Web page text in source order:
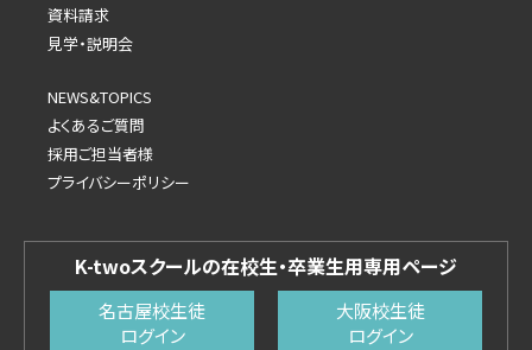
資料請求
見学・説明会
NEWS&TOPICS
よくあるご質問
採用ご担当者様
プライバシーポリシー
K-twoスクールの在校生・卒業生用専用ページ
名古屋校生徒
ログイン
大阪校生徒
ログイン